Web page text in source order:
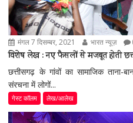
मंगल 7 दिसम्बर, 2021 भारत न्यूज़
विशेष लेख : नए फैसलों से मजबूत होती
छत्तीसगढ़ के गांवों का सामाजिक
संरचना में लोगों...
गेस्ट कॉलम लेख/आलेख